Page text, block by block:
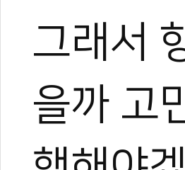
그래서
을까 고